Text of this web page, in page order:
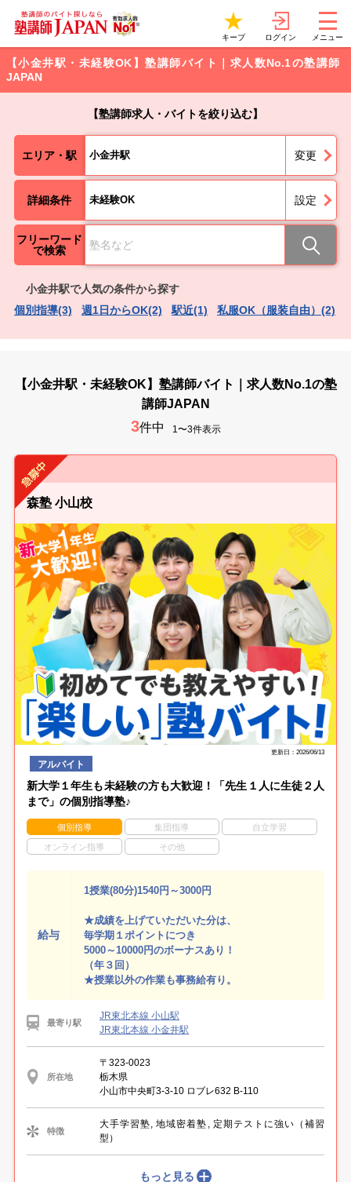
キープ ログイン メニュー
【小金井駅・未経験OK】塾講師バイト｜求人数No.1の塾講師
JAPAN
【塾講師求人・バイトを絞り込む】
エリア・駅 小金井駅 変更
詳細条件 未経験OK 設定
フリーワード
で検索
小金井駅で人気の条件から探す
個別指導(3)
週1日からOK(2) 駅近(1) 私服OK（服装自由）(2)
【小金井駅・未経験OK】塾講師バイト｜求人数No.1の塾
講師JAPAN
3件中 1〜3件表示
森塾 小山校
更新日：2026/06/13
アルバイト
新大学１年生も未経験の方も大歓迎！「先生１人に生徒２人
まで」の個別指導塾♪
個別指導 集団指導 自立学習
オンライン指導 その他
給与
1授業(80分)1540円～3000円
★成績を上げていただいた分は、
毎学期１ポイントにつき
5000～10000円のボーナスあり！
（年３回）
★授業以外の作業も事務給有り。
最寄り駅
JR東北本線 小山駅
JR東北本線 小金井駅
所在地
〒323-0023
栃木県
小山市中央町3-3-10 ロブレ632 B-110
特徴
大手学習塾, 地域密着塾, 定期テストに強い（補習
型）
もっと見る